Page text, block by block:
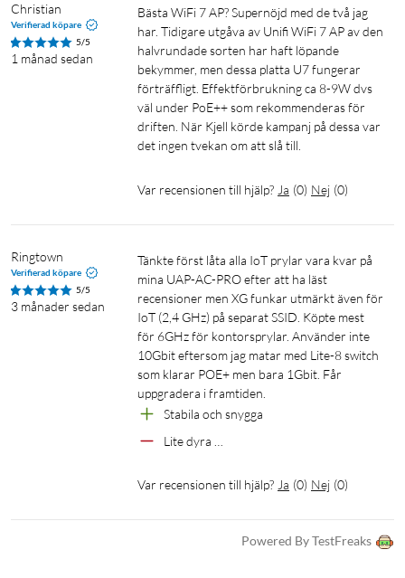
Rumsliga strömmar: 6 (2×2 per band)
Max datahastighet (6 GHz): 5,8 Gbit/s
Max datahastighet (5 GHz): 4,3 Gbit/s
Max datahastighet (2,4 GHz): 688 Mbit/s
Täckningsområde: 140 m²
Max antal klienter: 300+
Anslutning: 1× 10 GbE RJ45
Max effektförbrukning: 22 W
Vikt: 750 g
Montage: Tak, vägg
Material: UV-stabiliserad polykarbonat, aluminiumlegering
Drifttemperatur: -30 till 40 °C
NDAA-kompatibel: Ja
1 × Monteringsfäste
Christian
Verifierad köpare
5/5
1 månad sedan
Bästa WiFi 7 AP? Supernöjd med de två jag
har. Tidigare utgåva av Unifi WiFi 7 AP av den
halvrundade sorten har haft löpande
bekymmer, men dessa platta U7 fungerar
förträffligt. Effektförbrukning ca 8-9W dvs
väl under PoE++ som rekommenderas för
driften. När Kjell körde kampanj på dessa var
det ingen tvekan om att slå till.
Var recensionen till hjälp? Ja (0) Nej (0)
Ringtown
Verifierad köpare
5/5
3 månader sedan
Tänkte först låta alla IoT prylar vara kvar på
mina UAP-AC-PRO efter att ha läst
recensioner men XG funkar utmärkt även för
IoT (2,4 GHz) på separat SSID. Köpte mest
för 6GHz för kontorsprylar. Använder inte
10Gbit eftersom jag matar med Lite-8 switch
som klarar POE+ men bara 1Gbit. Får
uppgradera i framtiden.
Stabila och snygga
Lite dyra …
Var recensionen till hjälp? Ja (0) Nej (0)
Powered By TestFreaks